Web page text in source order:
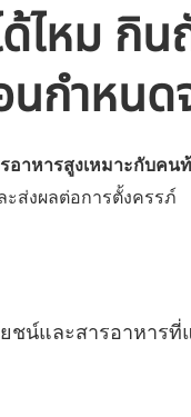
หม กิน
กำหนด
อาหารสูงเหมาะกับคน
ส่งผลต่อการตั้งครรภ์
ชน์และสารอาหารที่